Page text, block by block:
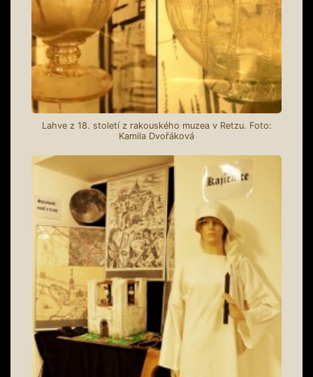
Lahve z 18. století z rakouského muzea v Retzu. Foto:
Kamila Dvořáková